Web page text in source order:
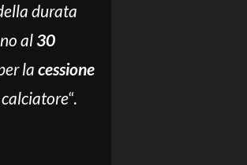
durata
al 30
lacessione
“.